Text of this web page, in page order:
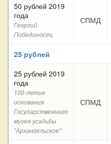
50 рублей 2019
года
Георгий
Победоносец
СПМД
25 рублей
25 рублей 2019
года
100-летие
основания
Государственного
музея-усадьбы
"Архангельское"
СПМД